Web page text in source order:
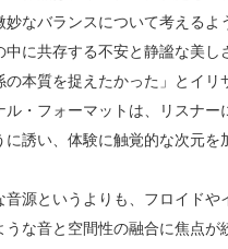
妙なバランスについて考えるよ
に共存する不安と静謐な美し
の本質を捉えたかった」とイリ
ル・フォーマットは、リスナー
誘い、体験に触覚的な次元を
源というよりも、フロイドや
うな音と空間性の融合に焦点が